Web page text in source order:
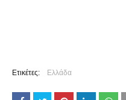
Ετικέτες: Ελλάδα